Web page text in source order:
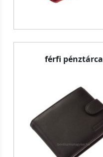
férfi pénztárca